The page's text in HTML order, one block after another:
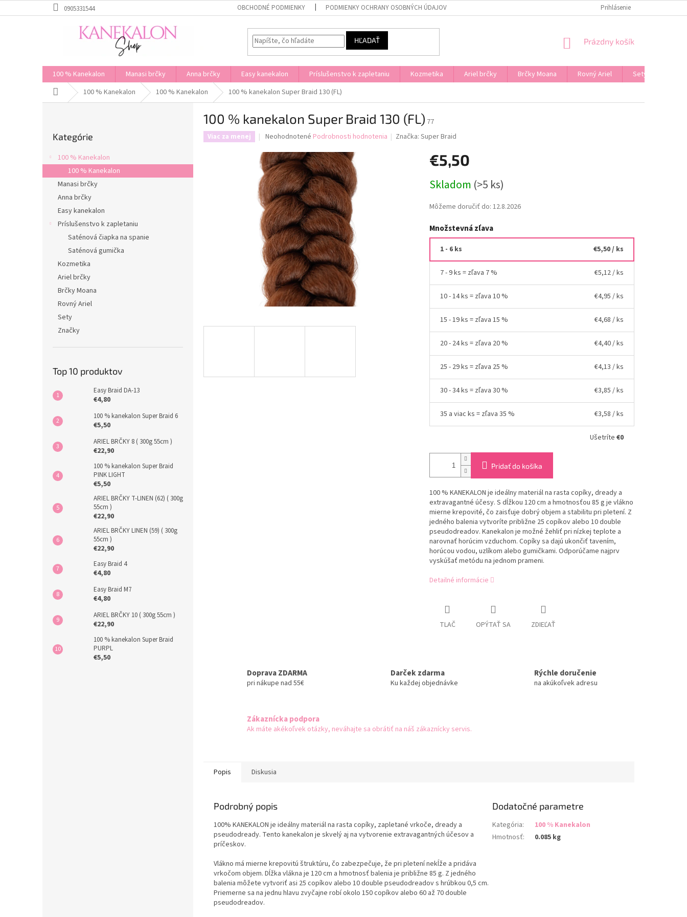
na
0905331544 OBCHODNÉ PODMIENKY PODMIENKY OCHRANY OSOBNÝCH ÚDAJOV Prihlásenie
HĽADAŤ
NÁKUPNÝ
Prázdny košík
100 % Kanekalon Manasi brčky Anna brčky Easy kanekalon Príslušenstvo k zapletaniu Kozmetika Ariel brčky Brčky Moana Rovný Ariel Sety
Domov100 % Kanekalon 100 % Kanekalon 100 % kanekalon Super Braid 130 (FL)
p
a
kategórie
Kategórie
100 % Kanekalon
100 % Kanekalon
Manasi brčky
Anna brčky
Easy kanekalon
Príslušenstvo k zapletaniu
Saténová čiapka na spanie
Saténová gumička
Kozmetika
Ariel brčky
Brčky Moana
Rovný Ariel
Sety
Značky
Top 10 produktov
Easy Braid DA-13
€4,80
100 % kanekalon Super Braid 6
€5,50
ARIEL BRČKY 8 ( 300g 55cm )
€22,90
100 % kanekalon Super Braid
PINK LIGHT
€5,50
ARIEL BRČKY T-LINEN (62) ( 300g
55cm )
€22,90
ARIEL BRČKY LINEN (59) ( 300g
55cm )
€22,90
Easy Braid 4
€4,80
Easy Braid M7
€4,80
ARIEL BRČKY 10 ( 300g 55cm )
€22,90
100 % kanekalon Super Braid
PURPL
€5,50
100 % kanekalon Super Braid 130 (FL) 77
Viac za menej
Priemerné
produktu
je
0,0
z
5
hviezdičiek.
Neohodnotené Podrobnosti hodnotenia Značka:Super Braid
€5,50
cena:
Skladom (>5 ks)
Môžeme doručiť do: 12.8.2026
Množstevná zľava
1 - 6 ks €5,50/ ks
7 - 9 ks = zľava 7 % €5,12/ ks
10 - 14 ks = zľava 10 % €4,95 / ks
15 - 19 ks = zľava 15 % €4,68 / ks
20 - 24 ks = zľava 20 % €4,40/ ks
25 - 29 ks = zľava 25 % €4,13 / ks
30 - 34 ks = zľava 30 % €3,85 / ks
35 a viac ks = zľava 35 % €3,58 / ks
Ušetríte €0
Pridať do košíka
100 % KANEKALON je ideálny materiál na rasta copíky, dready a
extravagantné účesy. S dĺžkou 120 cm a hmotnosťou 85 g je vlákno
mierne krepovité, čo zaisťuje dobrý objem a stabilitu pri pletení. Z
jedného balenia vytvoríte približne 25 copíkov alebo 10 double
pseudodreadov. Kanekalon je možné žehliť pri nízkej teplote a
narovnať horúcim vzduchom. Copíky sa dajú ukončiť tavením,
horúcou vodou, uzlíkom alebo gumičkami. Odporúčame najprv
vyskúšať metódu na jednom prameni.
Detailné informácie
TLAČ OPÝTAŤ SA ZDIEĽAŤ
Doprava ZDARMA
pri nákupe nad 55€
Darček zdarma
Ku každej objednávke
Rýchle doručenie
na akúkoľvek adresu
Zákaznícka podpora
Ak máte akékoľvek otázky, neváhajte sa obrátiť na náš zákaznícky servis.
Popis Diskusia
Podrobný popis
100% KANEKALON je ideálny materiál na rasta copíky, zapletané vrkoče, dready a
pseudodready. Tento kanekalon je skvelý aj na vytvorenie extravagantných účesov a
príčeskov.
Vlákno má mierne krepovitú štruktúru, čo zabezpečuje, že pri pletení nekĺže a pridáva
vrkočom objem. Dĺžka vlákna je 120 cm a hmotnosť balenia je približne 85 g. Z jedného
balenia môžete vytvoriť asi 25 copíkov alebo 10 double pseudodreadov s hrúbkou 0,5 cm.
Priemerne sa na jednu hlavu zvyčajne robí okolo 150 copíkov alebo 60 až 70 double
pseudodreadov.
Dodatočné parametre
Kategória:
100 % Kanekalon
Hmotnosť: 0.085 kg